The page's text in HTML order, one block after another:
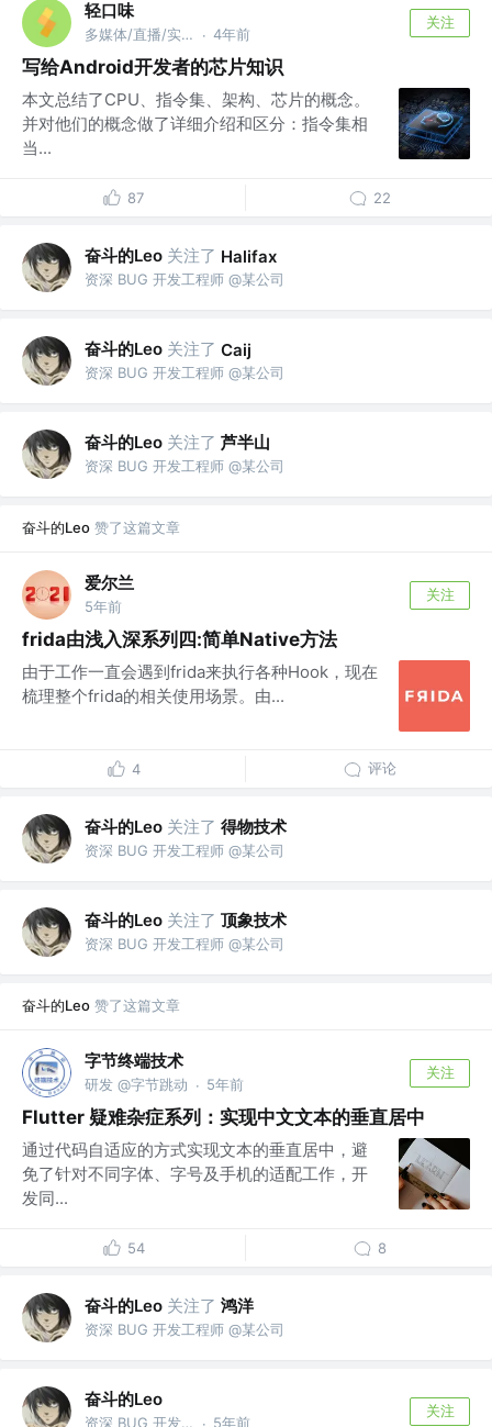
轻口味
多媒体/直播/实时音视频/Android/HarmonyOS · 4年前
关注
写给Android开发者的芯片知识
本文总结了CPU、指令集、架构、芯片的概念。
并对他们的概念做了详细介绍和区分：指令集相
当...
87 22
奋斗的Leo 关注了 Halifax
资深 BUG 开发工程师 @某公司
奋斗的Leo 关注了 Caij
资深 BUG 开发工程师 @某公司
奋斗的Leo 关注了 芦半山
资深 BUG 开发工程师 @某公司
奋斗的Leo 赞了这篇文章
爱尔兰
5年前
关注
frida由浅入深系列四:简单Native方法
由于工作一直会遇到frida来执行各种Hook，现在
梳理整个frida的相关使用场景。由...
4 评论
奋斗的Leo 关注了 得物技术
资深 BUG 开发工程师 @某公司
奋斗的Leo 关注了 顶象技术
资深 BUG 开发工程师 @某公司
奋斗的Leo 赞了这篇文章
字节终端技术
研发 @字节跳动 · 5年前
关注
Flutter 疑难杂症系列：实现中文文本的垂直居中
通过代码自适应的方式实现文本的垂直居中，避
免了针对不同字体、字号及手机的适配工作，开
发同...
54 8
奋斗的Leo 关注了 鸿洋
资深 BUG 开发工程师 @某公司
奋斗的Leo
资深 BUG 开发工程师 @某公司 5年前
关注